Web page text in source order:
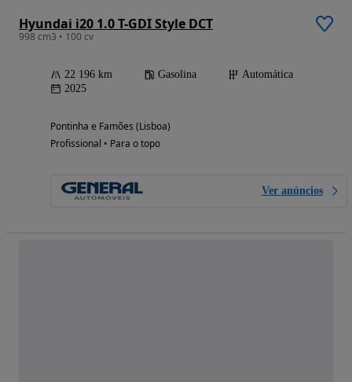
Hyundai i20 1.0 T-GDI Style DCT
998 cm3 • 100 cv
22 196 km Gasolina
Automática
2025
Pontinha e Famões (Lisboa)
Profissional • Para o topo
Ver anúncios